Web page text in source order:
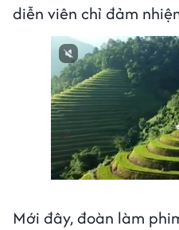
diễn viên chỉ đảm
Mới đây, đoàn làm